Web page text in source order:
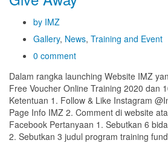
by IMZ
Gallery, News, Training and Event
0 comment
Dalam rangka launching Website IMZ
Free Voucher Online Training 2020 dan
Ketentuan 1. Follow & Like Instagram
Page Info IMZ 2. Comment di website
Facebook Pertanyaan 1. Sebutkan 6
2. Sebutkan 3 judul program training